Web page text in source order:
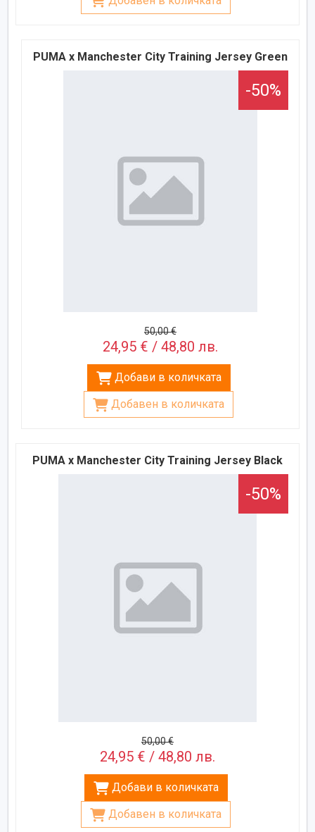
PUMA x Manchester City Training Jersey Green
-50%
50,00 €
24,95 € / 48,80 лв.
Добави в количката
Добавен в количката
PUMA x Manchester City Training Jersey Black
-50%
50,00 €
24,95 € / 48,80 лв.
Добави в количката
Добавен в количката